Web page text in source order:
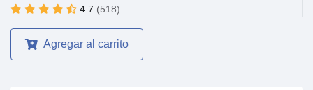
4.7 (518)
Agregar al carrito